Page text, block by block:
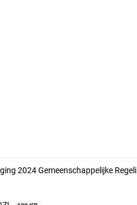
2024 Gemeenschappelijke